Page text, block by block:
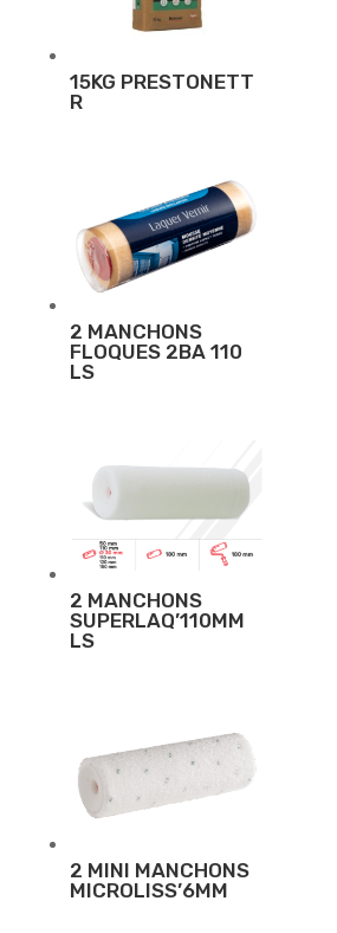
15KG PRESTONETT
R
2 MANCHONS
FLOQUES 2BA 110
LS
2 MANCHONS
SUPERLAQ’110MM
LS
2 MINI MANCHONS
MICROLISS’6MM